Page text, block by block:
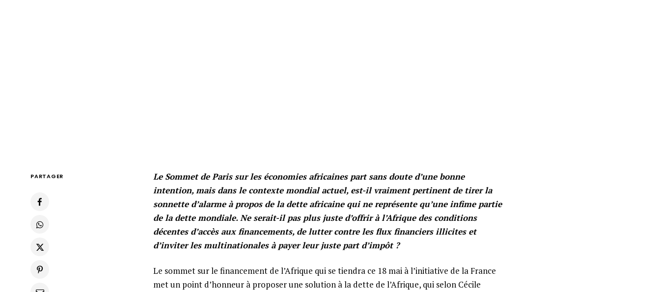
PARTAGER
Le Sommet de Paris sur les économies africaines part sans doute d’une bonne
intention, mais dans le contexte mondial actuel, est-il vraiment pertinent de tirer la
sonnette d’alarme à propos de la dette africaine qui ne représente qu’une infime partie
de la dette mondiale. Ne serait-il pas plus juste d’offrir à l’Afrique des conditions
décentes d’accès aux financements, de lutter contre les flux financiers illicites et
d’inviter les multinationales à payer leur juste part d’impôt ?
Le sommet sur le financement de l’Afrique qui se tiendra ce 18 mai à l’initiative de la France
met un point d’honneur à proposer une solution à la dette de l’Afrique, qui selon Cécile